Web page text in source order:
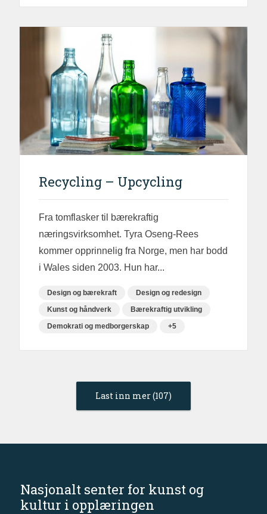
Recycling – Upcycling
Fra tomflasker til bærekraftig
næringsvirksomhet. Tyra Oseng-Rees
kommer opprinnelig fra Norge, men har bodd
i Wales siden 2003. Hun har...
Design og bærekraft
Design og redesign
Kunst og håndverk
Bærekraftig utvikling
Demokrati og medborgerskap
+5
Last inn mer (107)
Nasjonalt senter for kunst og
kultur i opplæringen